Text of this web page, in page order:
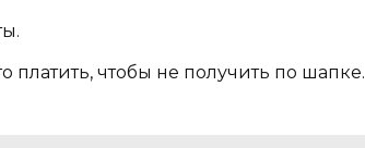
платить, чтобы не получить по шапке.